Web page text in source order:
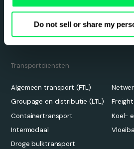
Do not sell or share my
De gepersonaliseerde
nieuwsuitzending van Qargo
Transportdiensten
Algemeen transport (FTL)
Groupage en distributie (LTL)
Containertransport
Intermodaal
Koel-
Droge bulktransport